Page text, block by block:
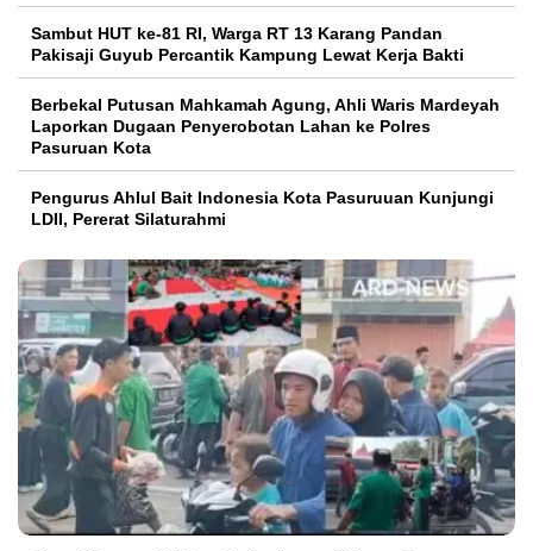
Sambut HUT ke-81 RI, Warga RT 13 Karang Pandan
Pakisaji Guyub Percantik Kampung Lewat Kerja Bakti
Berbekal Putusan Mahkamah Agung, Ahli Waris Mardeyah
Laporkan Dugaan Penyerobotan Lahan ke Polres
Pasuruan Kota
Pengurus Ahlul Bait Indonesia Kota Pasuruuan Kunjungi
LDII, Pererat Silaturahmi